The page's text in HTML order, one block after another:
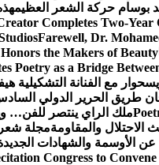
بوسام حركة الشعر العظيم
Completes Two-Year
Farewell, Dr.
the Makers of Beauty
Poetry as a Bridge
حوار مع الفنانة التشكيلية
طريق الحرير الدولي
ملك الراي ينتصر
الاحتلال والمقاومةمجلة
الأوسمة والشهادات
Congress to